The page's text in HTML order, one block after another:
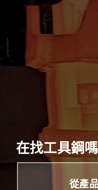
在找工具鋼嗎
從產